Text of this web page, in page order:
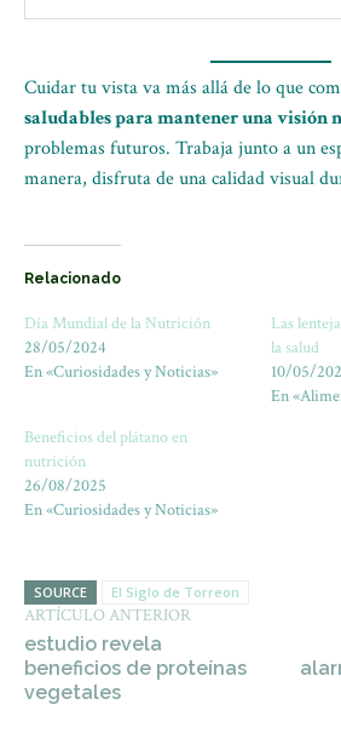
Cuidar tu vista va más allá de lo que
saludables para mantener una visión
problemas futuros. Trabaja junto a un
manera, disfruta de una calidad visual
Relacionado
Día Mundial de la Nutrición
28/05/2024
En «Curiosidades y Noticias»
Las
la salud
10/05/
En
Beneficios del plátano en
nutrición
26/08/2025
En «Curiosidades y Noticias»
SOURCE El Siglo de Torreon
ARTÍCULO ANTERIOR
estudio revela
beneficios de proteínas
vegetales